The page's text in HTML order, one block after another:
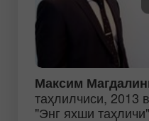
Максим
таҳлилчиси, 2013
"Энг яхши